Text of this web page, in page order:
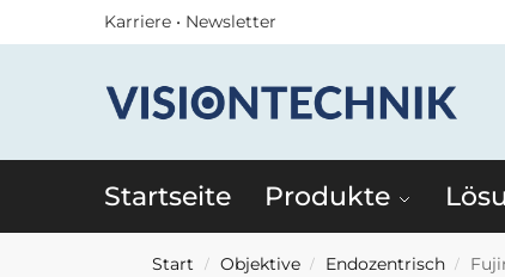
Karriere • Newsletter
Startseite Produkte
Start / Objektive / Endozentrisch /